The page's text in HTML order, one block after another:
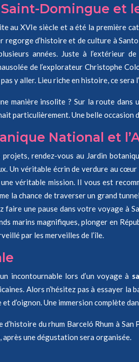
Domingue et
au XVIe siècle et a été la première
d’histoire et de culture à
années. Juste à
de l’explorateur Christophe
y aller. Lieu riche en histoire, ce
manière insolite ? Sur la route
particulièrement. Une belle
National et
rendez-vous au Jardin
Un véritable écrin de verdure au
véritable mission. Il vous est
la chance de traverser un grand
faire une pause dans votre voyage à
marins magnifiques, plonger en
par les merveilles de l’île.
incontournable lors d’un voyage à
Alors n’hésitez pas à essayer
d’oignon. Une immersion complète
du rhum Barceló Rhum à
après une dégustation sera organisée.